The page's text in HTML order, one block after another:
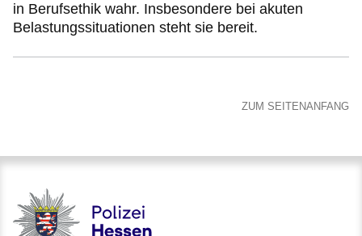
in Berufsethik wahr. Insbesondere bei akuten
Belastungssituationen steht sie bereit.
ZUM SEITENANFANG